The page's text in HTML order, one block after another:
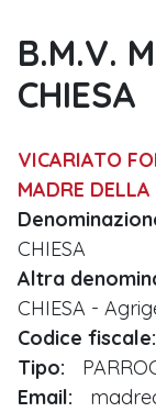
B.M.V.
CHIESA
VICARIATO
MADRE DELLA
CHIESA
Altra
CHIESA -
Codice fiscale:
Tipo:
Email: